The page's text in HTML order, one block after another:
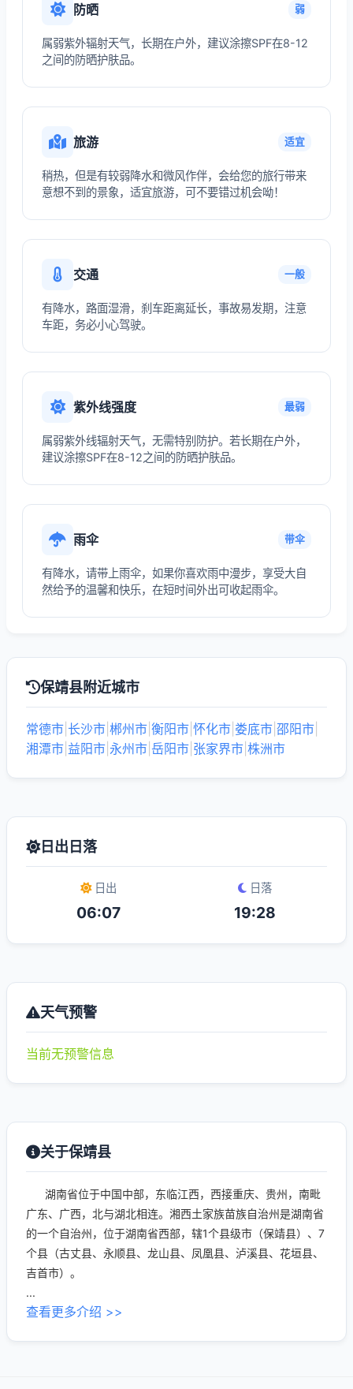
防晒 弱
属弱紫外辐射天气，长期在户外，建议涂擦SPF在8-12
之间的防晒护肤品。
旅游 适宜
稍热，但是有较弱降水和微风作伴，会给您的旅行带来
意想不到的景象，适宜旅游，可不要错过机会呦！
交通 一般
有降水，路面湿滑，刹车距离延长，事故易发期，注意
车距，务必小心驾驶。
紫外线强度 最弱
属弱紫外线辐射天气，无需特别防护。若长期在户外，
建议涂擦SPF在8-12之间的防晒护肤品。
雨伞 带伞
有降水，请带上雨伞，如果你喜欢雨中漫步，享受大自
然给予的温馨和快乐，在短时间外出可收起雨伞。
保靖县附近城市
常德市 长沙市 郴州市 衡阳市 怀化市 娄底市 邵阳市
湘潭市 益阳市 永州市 岳阳市 张家界市 株洲市
日出日落
日出
06:07
日落
19:28
天气预警
当前无预警信息
关于保靖县
湖南省位于中国中部，东临江西，西接重庆、贵州，南毗
广东、广西，北与湖北相连。湘西土家族苗族自治州是湖南省
的一个自治州，位于湖南省西部，辖1个县级市（保靖县）、7
个县（古丈县、永顺县、龙山县、凤凰县、泸溪县、花垣县、
吉首市）。
...
查看更多介绍 >>